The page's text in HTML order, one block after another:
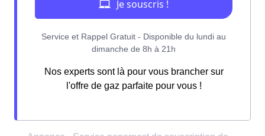
Nos experts sont là pour vous brancher sur
l'offre de gaz parfaite pour vous !